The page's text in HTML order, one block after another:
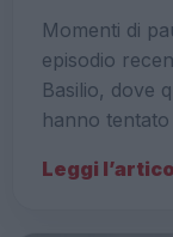
Momenti di
episodio
Basilio, dove
hanno
Leggi